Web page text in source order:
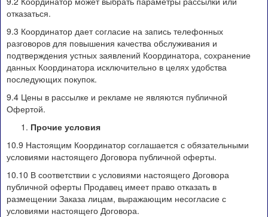
отказаться.
9.3 Координатор дает согласие на запись телефонных
разговоров для повышения качества обслуживания и
подтверждения устных заявлений Координатора, сохранение
данных Координатора исключительно в целях удобства
последующих покупок.
9.4 Цены в рассылке и рекламе не являются публичной
Офертой.
Прочие условия
10.9 Настоящим Координатор соглашается с обязательными
условиями настоящего Договора публичной оферты.
10.10 В соответствии с условиями настоящего Договора
публичной оферты Продавец имеет право отказать в
размещении Заказа лицам, выражающим несогласие с
условиями настоящего Договора.